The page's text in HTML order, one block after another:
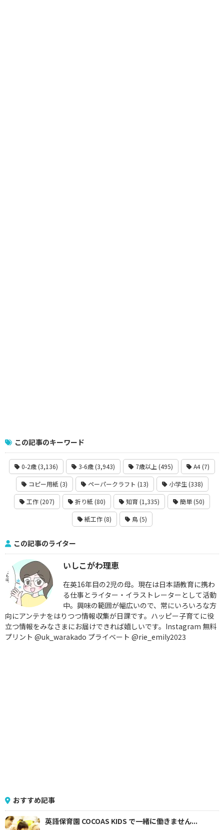
この記事のキーワード
0-2歳 (3,136) 3-6歳 (3,943) 7歳以上 (495) A4 (7)
コピー用紙 (3) ペーパークラフト (13) 小学生 (338)
工作 (207) 折り紙 (80) 知育 (1,335) 簡単 (50)
紙工作 (8) 鳥 (5)
この記事のライター
いしこがわ理恵
在英16年目の2児の母。現在は日本語教育に携わ
る仕事とライター・イラストレーターとして活動
中。興味の範囲が幅広いので、常にいろいろな方
向にアンテナをはりつつ情報収集が日課です。ハッピー子育てに役
立つ情報をみなさまにお届けできれば嬉しいです。Instagram 無料
プリント @uk_warakado プライベート @rie_emily2023
おすすめ記事
英語保育園 COCOAS KIDS で一緒に働きません...